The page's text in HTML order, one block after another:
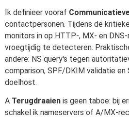
Ik definieer vooraf
contactpersonen. Tijdens de
monitors in op HTTP-, MX- en
vroegtijdig te detecteren.
andere: NS query's tegen
comparison, SPF/DKIM validatie en
doelhost.
A Terugdraaien is geen taboe: bij
schakel ik nameservers of A/MX-